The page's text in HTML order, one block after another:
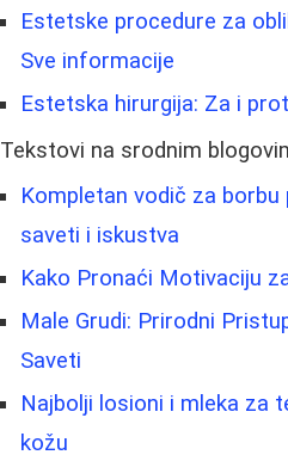
Estetske procedure za
Sve informacije
Estetska hirurgija: Za i
Tekstovi na srodnim
Kompletan vodič za
saveti i iskustva
Kako Pronaći Motivaciju
Male Grudi: Prirodni
Saveti
Najbolji losioni i mleka za
kožu